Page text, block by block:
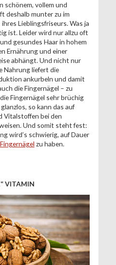
schönem, vollem und
deshalb munter zu im
Lieblingsfriseurs. Was ja
ist. Leider wird nur allzu oft
gesundes Haar in hohem
Ernährung und einer
abhängt. Und nicht nur
Nahrung liefert die
ankurbeln und damit
die Fingernägel – zu
Fingernägel sehr brüchig
so kann das auf
Vitalstoffen bei den
Und somit steht fest:
wird’s schwierig, auf Dauer
zu haben.
VITAMIN